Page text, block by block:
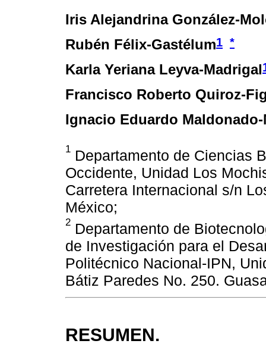
Iris Alejandrina González-
Rubén Félix-Gastélum1 *
Karla Yeriana Leyva-Madrigal
Francisco Roberto Quiroz-
Ignacio Eduardo Maldonado-
1 Departamento de Ciencias
Occidente, Unidad Los
Carretera Internacional s/n
México;
2 Departamento de
de Investigación para el
Politécnico Nacional-IPN,
Bátiz Paredes No. 250.
RESUMEN.